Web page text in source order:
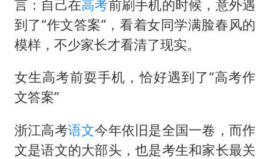
美股存储板块集体大跌
胡彦斌获《歌手2026》歌王
夯实基础开新局
言：自己在高考前刷手机的时候，意外遇
到了“作文答案”，看着女同学满脸春风的
模样，不少家长才看清了现实。
女生高考前耍手机，恰好遇到了“高考作
文答案”
浙江高考语文今年依旧是全国一卷，而作
文是语文的大部头，也是考生和家长最关